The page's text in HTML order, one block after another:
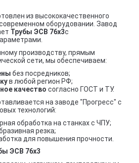
из высококачественного
оборудовании. Завод
Трубы ЭСВ 76х3с
производству, прямым
сети, мы обеспечиваем:
без посредников;
в любой регион РФ;
качество согласно ГОСТ и ТУ.
на заводе "Прогресс" с
технологий:
обработка на станках с ЧПУ;
резка;
для повышения прочности.
ЭСВ 76х3